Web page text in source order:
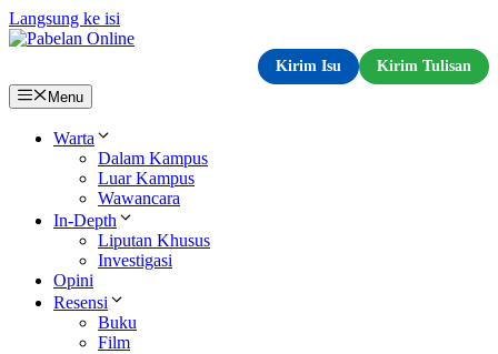
Langsung ke isi
Kirim Isu
Kirim Tulisan
Menu
Warta
Dalam Kampus
Luar Kampus
Wawancara
In-Depth
Liputan Khusus
Investigasi
Opini
Resensi
Buku
Film